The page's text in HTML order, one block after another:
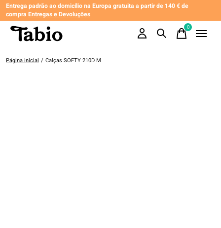
Entrega padrão ao domicílio na Europa gratuita a partir de 140 € de
compra Entregas e Devoluções
0items
Página inicial / Calças SOFTY 210D M